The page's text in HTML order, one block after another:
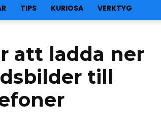
TIPS KURIOSA VERKTYG
att ladda ner
till